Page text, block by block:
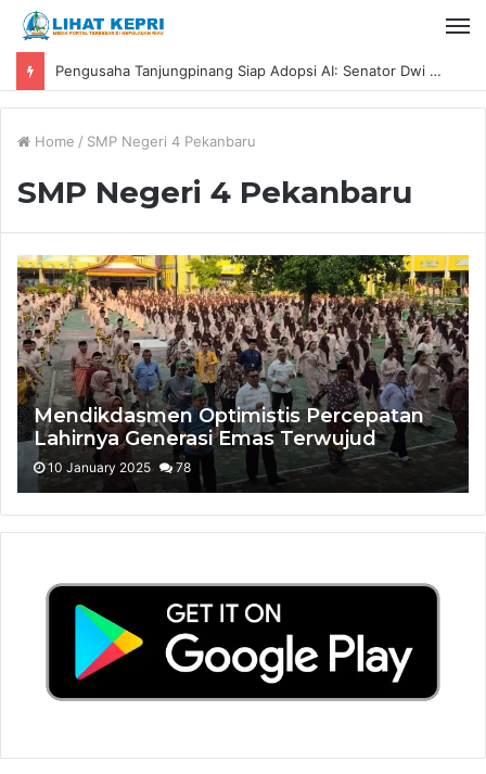
Pengusaha Tanjungpinang Siap Adopsi AI: Senator Dwi Ajeng Sekar Respaty Dorong UMKM Tingkatkan Daya Saing Melalui AIM ASEAN
Home / SMP Negeri 4 Pekanbaru
SMP Negeri 4 Pekanbaru
Mendikdasmen Optimistis Percepatan
Lahirnya Generasi Emas Terwujud
10 January 2025 78